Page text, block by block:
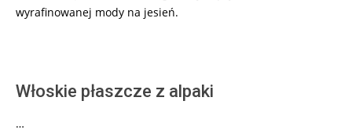
wyrafinowanej mody na jesień.
Włoskie płaszcze z alpaki
…